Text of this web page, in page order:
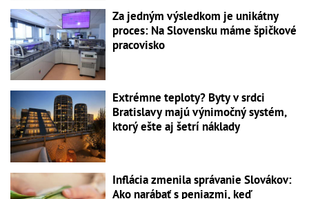
Za jedným výsledkom je unikátny
proces: Na Slovensku máme špičkové
pracovisko
Extrémne teploty? Byty v srdci
Bratislavy majú výnimočný systém,
ktorý ešte aj šetrí náklady
Inflácia zmenila správanie Slovákov:
Ako narábať s peniazmi, keď